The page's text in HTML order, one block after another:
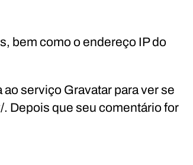
bem como o endereço IP do
serviço Gravatar para ver se
Depois que seu comentário for